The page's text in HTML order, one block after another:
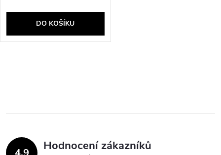
DO KOŠÍKU
l
d
Hodnocení zákazníků